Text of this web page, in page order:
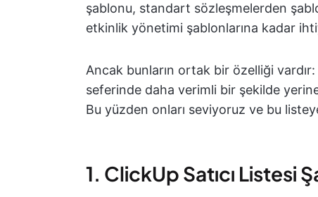
şablonu, standart sözleşmelerden
etkinlik yönetimi şablonlarına kadar
Ancak bunların ortak bir özelliği
seferinde daha verimli bir şekilde
Bu yüzden onları seviyoruz ve bu
1. ClickUp Satıcı Listesi